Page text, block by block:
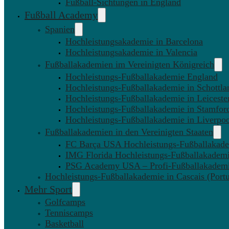
Fußball Academy
Spanien
Hochleistungsakademie in Barcelona
Hochleistungsakademie in Valencia
Fußballakademien im Vereinigten Königreich
Hochleistungs-Fußballakademie England
Hochleistungs-Fußballakademie in
Hochleistungs-Fußballakademie in
Hochleistungs-Fußballakademie in
Hochleistungs-Fußballakademie in
Fußballakademien in den Vereinigten Staaten
FC Barça USA Hochleistungs-
IMG Florida Hochleistungs-
PSG Academy USA – Profi-
Hochleistungs-Fußballakademie in Cascais
Mehr Sport
Golfcamps
Tenniscamps
Basketball